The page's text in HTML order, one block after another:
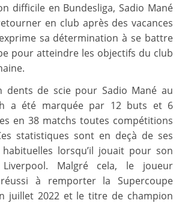
difficile en Bundesliga, Sadio Mané
en club après des vacances
sa détermination à se battre
pour atteindre les objectifs du club
dents de scie pour Sadio Mané au
a été marquée par 12 buts et 6
en 38 matchs toutes compétitions
statistiques sont en deçà de ses
lorsqu’il jouait pour son
Malgré cela, le joueur
à remporter la Supercoupe
juillet 2022 et le titre de champion